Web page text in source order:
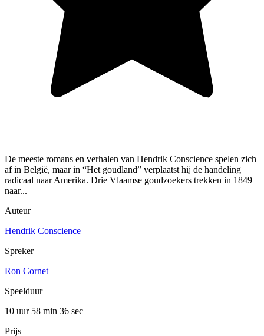
De meeste romans en verhalen van Hendrik Conscience spelen zich
af in België, maar in “Het goudland” verplaatst hij de handeling
radicaal naar Amerika. Drie Vlaamse goudzoekers trekken in 1849
naar...
Auteur
Hendrik Conscience
Spreker
Ron Cornet
Speelduur
10 uur 58 min 36 sec
Prijs